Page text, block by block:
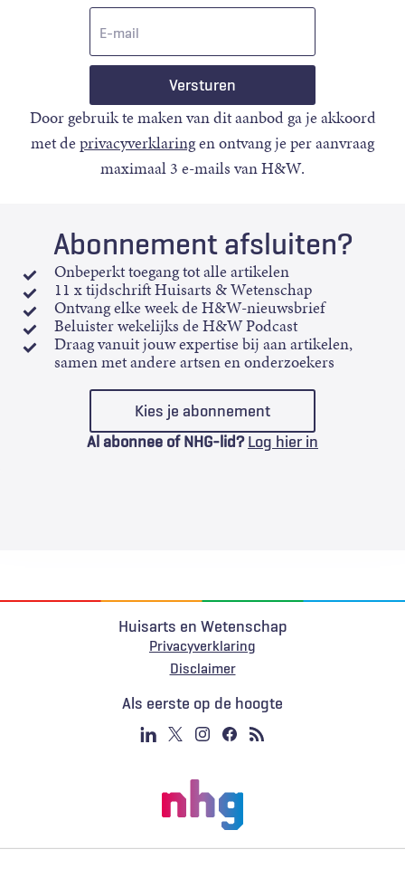
Door gebruik te maken van dit aanbod ga je akkoord
met deprivacyverklaringen ontvang je per aanvraag
maximaal 3 e-mails van H&W.
Abonnement afsluiten?
Onbeperkt toegang tot alle artikelen
11 x tijdschrift Huisarts & Wetenschap
Ontvang elke week de H&W-nieuwsbrief
Beluister wekelijks de H&W Podcast
Draag vanuit jouw expertise bij aan artikelen,
samen met andere artsen en onderzoekers
Kies je abonnement
Al abonnee of NHG-lid? Log hier in
Huisarts en Wetenschap
Privacyverklaring
Voet
Disclaimer
Als eerste op de hoogte